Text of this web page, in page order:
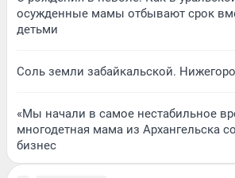
осужденные мамы отбывают срок
детьми
Соль земли забайкальской.
«Мы начали в самое нестабильное
многодетная мама из Архангельска
бизнес